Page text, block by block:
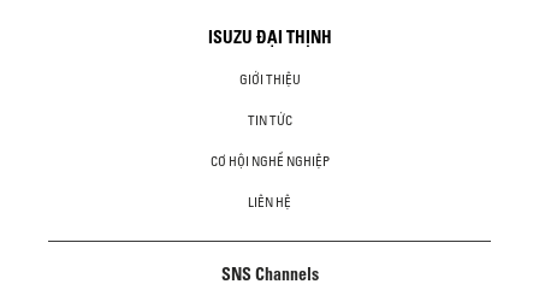
ISUZU ĐẠI THỊNH
GIỚI THIỆU
TIN TỨC
CƠ HỘI NGHỀ NGHIỆP
LIÊN HỆ
SNS Channels